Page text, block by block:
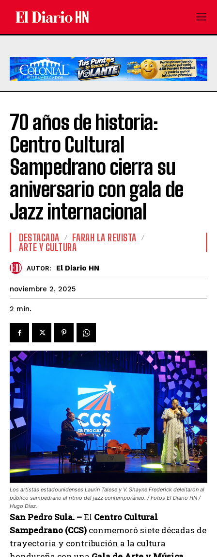
70 años de historia:
Centro Cultural
Sampedrano cierra su
aniversario con gala de
Jazz internacional
DESTACADA
FARAH LA REVISTA
ARTE Y CULTURA
AUTOR: El Diario HN
noviembre 2, 2025
2 min.
Los artistas estadounidenses Laurin Talese y V. Shayne Frederick deleitaron al
público sampedrano al ritmo del jazz contemporáneo. / Fotos El Diario HN /
Hugo Díaz.
San Pedro Sula. –El Centro Cultural
Sampedrano (CCS) conmemoró siete décadas de
trayectoria y contribución a la cultura